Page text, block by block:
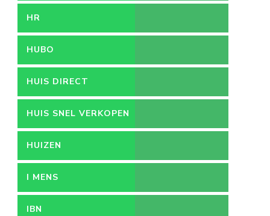
HR
HUBO
HUIS DIRECT
HUIS SNEL VERKOPEN
HUIZEN
I MENS
IBN